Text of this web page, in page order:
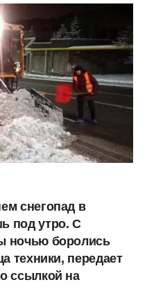
снегопад в
под утро. С
ночью боролись
техники, передает
ссылкой на